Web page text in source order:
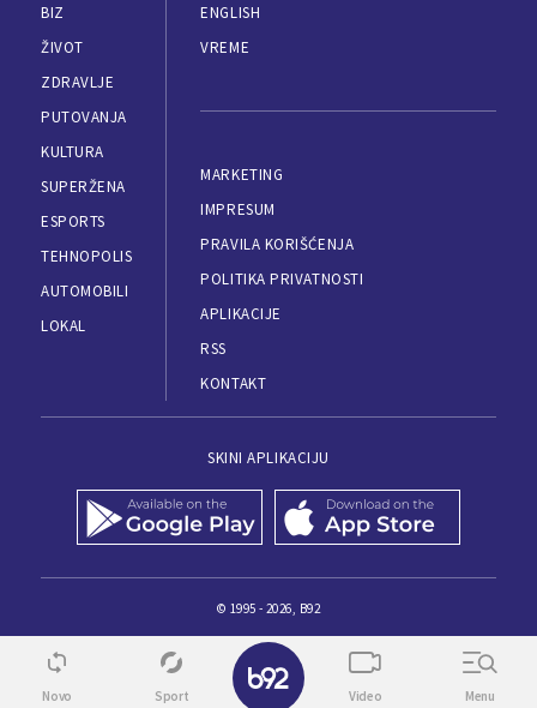
BIZ
ŽIVOT
ZDRAVLJE
PUTOVANJA
KULTURA
SUPERŽENA
ESPORTS
TEHNOPOLIS
AUTOMOBILI
LOKAL
ENGLISH
VREME
MARKETING
IMPRESUM
PRAVILA KORIŠĆENJA
POLITIKA PRIVATNOSTI
APLIKACIJE
RSS
KONTAKT
SKINI APLIKACIJU
© 1995 - 2026, B92
Novo Sport Video Menu